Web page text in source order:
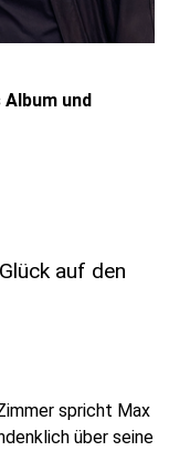
und
auf den
spricht Max
über seine